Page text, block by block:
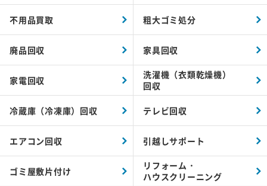
不用品買取 粗大ゴミ処分
廃品回収 家具回収
家電回収
洗濯機（衣類乾燥機）
回収
冷蔵庫（冷凍庫）回収 テレビ回収
エアコン回収 引越しサポート
ゴミ屋敷片付け
リフォーム・
ハウスクリーニング